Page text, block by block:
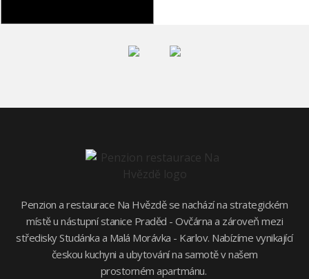
Penzion a restaurace Na Hvězdě se nachází na strategickém
místě u nástupní stanice Praděd - Ovčárna a zároveň mezi
středisky Studánka a Malá Morávka - Karlov. Nabízíme vynikající
českou kuchyni a ubytování na samotě v našem
prostorném apartmánu.